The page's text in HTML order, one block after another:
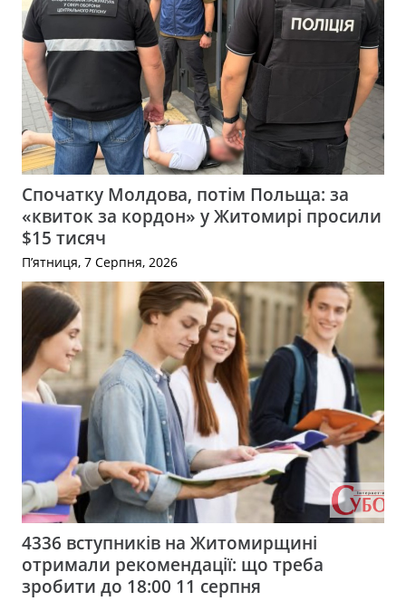
Спочатку Молдова, потім Польща: за
«квиток за кордон» у Житомирі просили
$15 тисяч
П’ятниця, 7 Серпня, 2026
4336 вступників на Житомирщині
отримали рекомендації: що треба
зробити до 18:00 11 серпня